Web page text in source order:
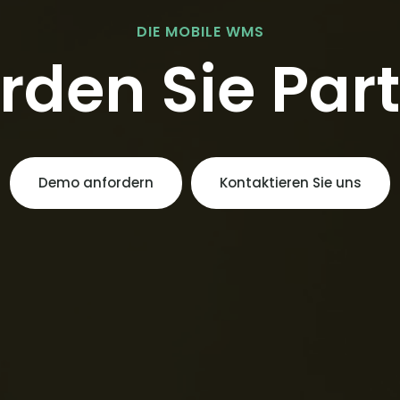
DIE MOBILE WMS
Sie
Demo anfordern Kontaktieren Sie uns